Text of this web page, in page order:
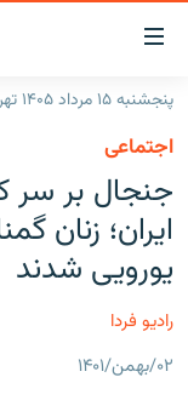
لینک‌های
قابلیت
دسترسی
بازگشت
منوی
اصلی
رفتن
صفحه
جستجو
جهان
رادیو
پنجشنبه ۱۵ مرداد ۱۴۰۵ تهران ۲۲:۵۳
اجتماعی
جنجال بر سر
یورویی شدند
رادیو فردا
۰۲/بهمن/۱۴۰۱